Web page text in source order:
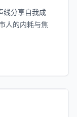
线分享自我成
人的内耗与焦